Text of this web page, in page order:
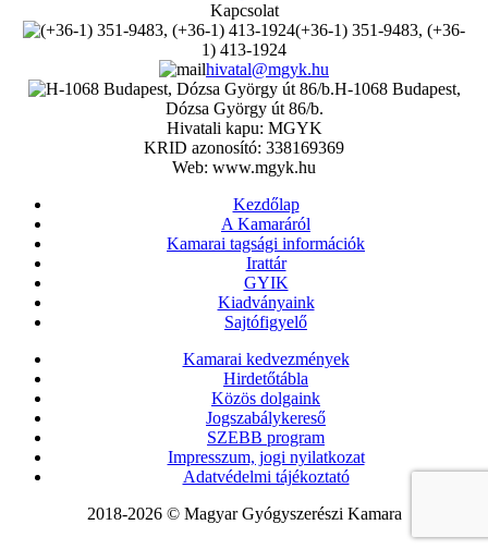
Kapcsolat
(+36-1) 351-9483, (+36-
1) 413-1924
hivatal@mgyk.hu
H-1068 Budapest,
Dózsa György út 86/b.
Hivatali kapu: MGYK
KRID azonosító: 338169369
Web: www.mgyk.hu
Kezdőlap
A Kamaráról
Kamarai tagsági információk
Irattár
GYIK
Kiadványaink
Sajtófigyelő
Kamarai kedvezmények
Hirdetőtábla
Közös dolgaink
Jogszabálykereső
SZEBB program
Impresszum, jogi nyilatkozat
Adatvédelmi tájékoztató
2018-2026 © Magyar Gyógyszerészi Kamara